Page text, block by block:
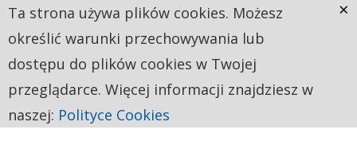
Ta strona używa plików cookies. Możesz
określić warunki przechowywania lub
dostępu do plików cookies w Twojej
przeglądarce. Więcej informacji znajdziesz w
naszej: Polityce Cookies
×